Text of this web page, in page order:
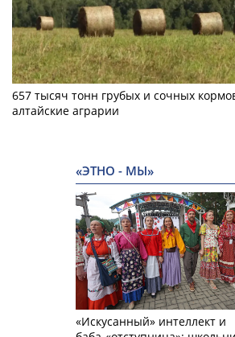
657 тысяч тонн грубых и сочных
алтайские аграрии
«ЭТНО - МЫ»
«Искусанный» интеллект и